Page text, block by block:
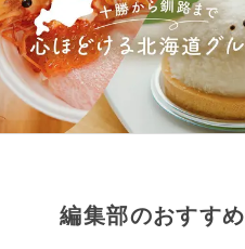
編集部のおすすめ